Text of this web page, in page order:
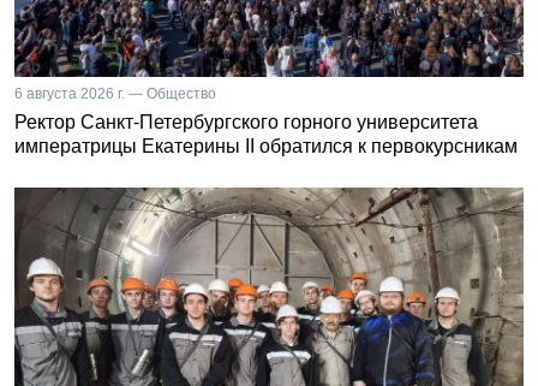
6 августа 2026 г. — Общество
Ректор Санкт-Петербургского горного университета
императрицы Екатерины II обратился к первокурсникам